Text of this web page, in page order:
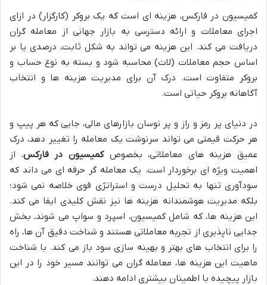
کمیسیون در فارکس، هزینه ای است که یک بروکر (کارگزار) در ازای
اجرای معاملات و ارائه دسترسی به بازار جهانی از معامله گران
دریافت می کند. این هزینه می تواند به شکل ثابت، درصدی یا بر
اساس حجم معاملات (لات) محاسبه شود و بسته به نوع حساب و
بروکر متفاوت است. درک آن برای مدیریت هزینه ها و انتخاب
آگاهانه بروکر حیاتی است.
در دنیای پر رمز و راز و پر نوسان بازارهای مالی، جایی که هر پیپ و
هر حرکت قیمتی می تواند سرنوشت یک معامله را تغییر دهد، درک
عمیق هزینه های معاملاتی، بخصوصکمیسیون در فارکس، از
اهمیت ویژه ای برخوردار است. یک معامله گر حرفه ای می داند که
سودآوری تنها به تحلیل درست و استراتژی قوی خلاصه نمی شود؛
بلکه مدیریت هوشمندانه هزینه ها نیز نقش کلیدی ایفا می کند.
این هزینه ها، که شامل کمیسیون، اسپرد و سواپ می شوند، بخش
جدایی ناپذیری از تجربه معاملاتی هستند و شناخت دقیق آن ها، راه
را برای انتخاب های بهتر و بهینه سازی سود باز می کند. با شناخت
ماهیت این هزینه ها، معامله گران می توانند مسیر خود را در این
بازار پیچیده با اطمینان بیشتری ادامه دهند.